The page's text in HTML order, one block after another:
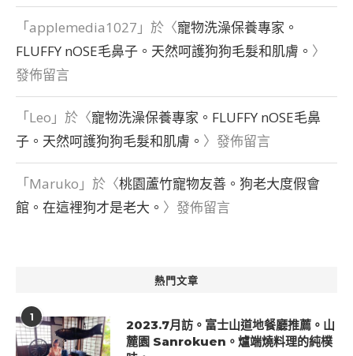
「applemedia1027 」於〈寵物洗澡保養專家。
FLUFFY nOSE毛鼻子。天然呵護狗狗毛髮和肌膚。 〉
發佈留言
「Leo 」於〈寵物洗澡保養專家。FLUFFY nOSE毛鼻
子。天然呵護狗狗毛髮和肌膚。 〉發佈留言
「Maruko 」於〈桃園蘆竹寵物友善。狗老大度假會
館。在這裡狗才是老大。 〉發佈留言
熱門文章
1
2023.7月訪。富士山道地餐廳推薦。山
麓園 Sanrokuen。爐端燒料理的純樸